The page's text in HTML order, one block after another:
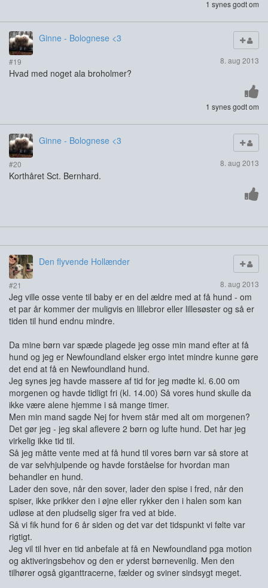
1 synes godt om
Ginne - Bolognese <3
#19 8. aug 2013
Hvad med noget ala broholmer?
1 synes godt om
Ginne - Bolognese <3
#20 8. aug 2013
Korthåret Sct. Bernhard.
Den flyvende Hollænder
#21 8. aug 2013
Jeg ville osse vente til baby er en del ældre med at få hund - om
et par år kommer der muligvis en lillebror eller lillesøster og så er
tiden til hund endnu mindre.
Da mine børn var spæde plagede jeg osse min mand efter at få
hund og jeg er Newfoundland elsker ergo intet mindre kunne gøre
det end at få en Newfoundland hund.
Jeg synes jeg havde massere af tid for jeg mødte kl. 6.00 om
morgenen og havde tidligt fri (kl. 14.00) Så vores hund skulle da
ikke være alene hjemme i så mange timer.
Men min mand sagde Nej for hvem står med alt om morgenen?
Det gør jeg - jeg skal aflevere 2 børn og lufte hund. Det har jeg
virkelig ikke tid til.
Så jeg måtte vente med at få hund til vores børn var så store at
de var selvhjulpende og havde forståelse for hvordan man
behandler en hund.
Lader den sove, når den sover, lader den spise i fred, når den
spiser, ikke prikker den i øjne eller rykker den i halen som kan
udløse at den pludselig siger fra ved at bide.
Så vi fik hund for 6 år siden og det var det tidspunkt vi følte var
rigtigt.
Jeg vil til hver en tid anbefale at få en Newfoundland pga motion
og aktiveringsbehov og den er yderst børnevenlig. Men den
tilhører også giganttracerne, fælder og sviner sindsygt meget.